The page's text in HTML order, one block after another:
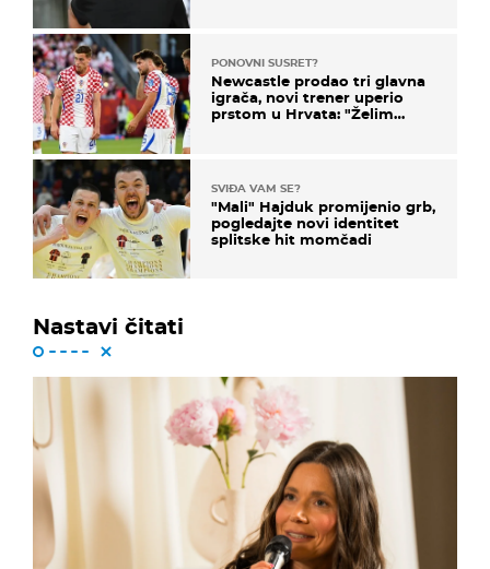
PONOVNI SUSRET?
Newcastle prodao tri glavna
igrača, novi trener uperio
prstom u Hrvata: "Želim
SVIĐA VAM SE?
"Mali" Hajduk promijenio grb,
pogledajte novi identitet
splitske hit momčadi
Nastavi čitati